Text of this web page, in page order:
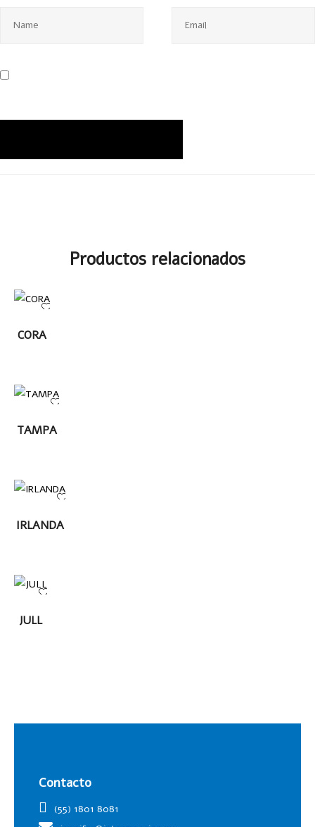
Productos relacionados
MÁS
CORA
MÁS
TAMPA
LEER MÁS
IRLANDA
MÁS
JULL
Contacto
(55) 1801 8081